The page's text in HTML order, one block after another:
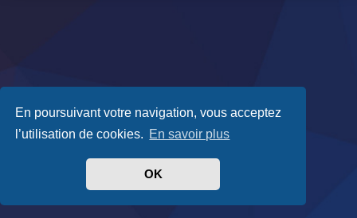
En poursuivant votre navigation, vous acceptez
l’utilisation de cookies. En savoir plus
OK